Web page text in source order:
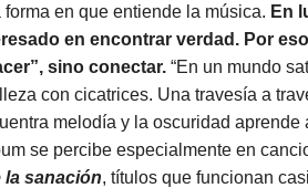
en que entiende la música. En
en encontrar verdad. Por
sino conectar.“En un mundo
con cicatrices. Una travesía a
melodía y la oscuridad aprende
se percibe especialmente en
la sanación, títulos que funcionan